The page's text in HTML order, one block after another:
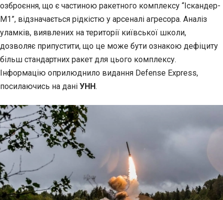
озброєння, що є частиною ракетного комплексу “Іскандер-
М1”, відзначається рідкістю у арсеналі агресора. Аналіз
уламків, виявлених на території київської школи,
дозволяє припустити, що це може бути ознакою дефіциту
більш стандартних ракет для цього комплексу.
Інформацію оприлюднило видання Defense Express,
посилаючись на дані УНН.